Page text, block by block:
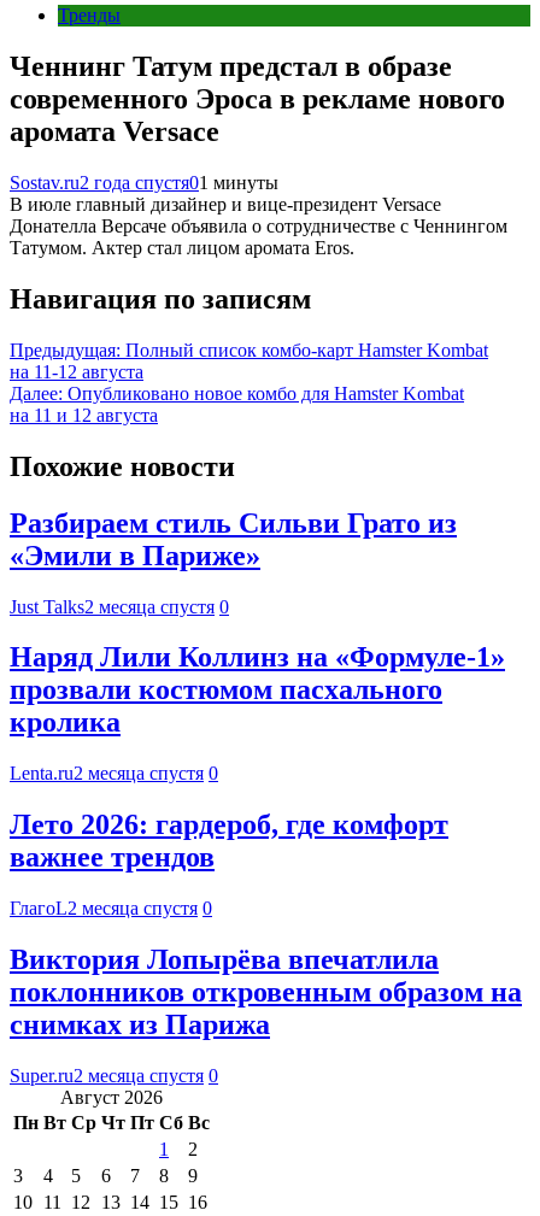
Тренды
Ченнинг Татум предстал в образе
современного Эроса в рекламе нового
аромата Versace
Sostav.ru2 года спустя01 минуты
В июле главный дизайнер и вице-президент Versace
Донателла Версаче объявила о сотрудничестве с Ченнингом
Татумом. Актер стал лицом аромата Eros.
Навигация по записям
Предыдущая: Полный список комбо-карт Hamster Kombat
на 11-12 августа
Далее: Опубликовано новое комбо для Hamster Kombat
на 11 и 12 августа
Похожие новости
Разбираем стиль Сильви Грато из
«Эмили в Париже»
Just Talks2 месяца спустя 0
Наряд Лили Коллинз на «Формуле-1»
прозвали костюмом пасхального
кролика
Lenta.ru2 месяца спустя 0
Лето 2026: гардероб, где комфорт
важнее трендов
ГлагоL2 месяца спустя 0
Виктория Лопырёва впечатлила
поклонников откровенным образом на
снимках из Парижа
Super.ru2 месяца спустя 0
Август 2026
Пн Вт Ср Чт Пт Сб Вс
1
2
3
4 5 6 7 8
9
10 11 12 13 14 15 16